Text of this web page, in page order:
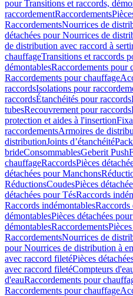
pour Transitions et raccords,
raccordementRaccordements
RaccordementsNourrices de
détachées pour Nourrices de
de distribution avec raccord à
chauffageTransitions et raccords
démontablesRaccordements pour
Raccordements pour chauffage
raccordsIsolations pour
raccordsÉtanchéités pour raccords
tubesRecouvrement pour raccords
protection et aides à l'insertion
raccordementsArmoires de
distributionJoints d’étanchéité
brideConsommablesGeberit
chauffageRaccordsPièces
détachées pour Manchons
RéductionsCoudesPièces
détachées pour TésRaccords
Raccords indémontablesRaccords
démontablesPièces détachées
démontablesRaccordements
RaccordementsNourrices de
pour Nourrices de distribution à
avec raccord filetéPièces
avec raccord filetéCompteurs
d'eauRaccordements pour
Raccordements pour chauffage